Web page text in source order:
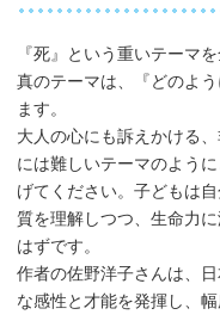
『死』という重いテーマ
真のテーマは、『どのよ
ます。
大人の心にも訴えかける
には難しいテーマのよう
げてください。子どもは
質を理解しつつ、生命力
はずです。
作者の佐野洋子さんは、
な感性と才能を発揮し、